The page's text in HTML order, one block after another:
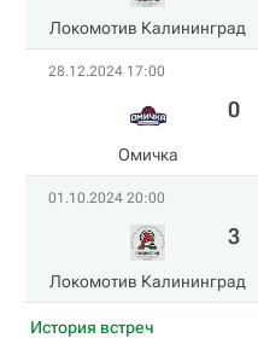
Локомотив Калининград
28.12.2024 17:00
Омичка
0
01.10.2024 20:00
Локомотив Калининград
3
История встреч